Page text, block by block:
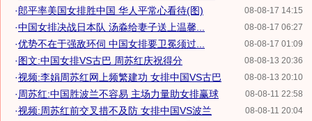
08-08-17 14:15
·郎平率美国女排胜中国 华人平常心看待(图)
08-08-17 06:27
·中国女排决战日本队 汤淼给妻子送上温馨...
08-08-17 01:09
·优势不在于强敌环伺 中国女排要卫冕须过...
08-08-13 20:36
·图文:中国女排VS古巴 周苏红庆祝得分
08-08-13 20:10
·视频:李娟周苏红网上频繁建功 女排中国VS古巴
08-08-11 22:58
· 周苏红:中国胜波兰不容易 主场力量助女排赢球
08-08-11 20:04
·视频:周苏红前交叉措不及防 女排中国VS波兰